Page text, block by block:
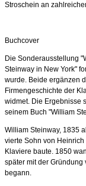
Stroschein an
Buchcover
Die Sonderausstellung
Steinway in New York"
wurde. Beide ergänzen
Firmengeschichte der
widmet. Die Ergebnisse
seinem Buch "William
William Steinway, 1835
vierte Sohn von
Klaviere baute. 1850
später mit der Gründung
begann.